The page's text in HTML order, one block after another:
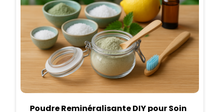
Poudre Reminéralisante DIY pour Soin